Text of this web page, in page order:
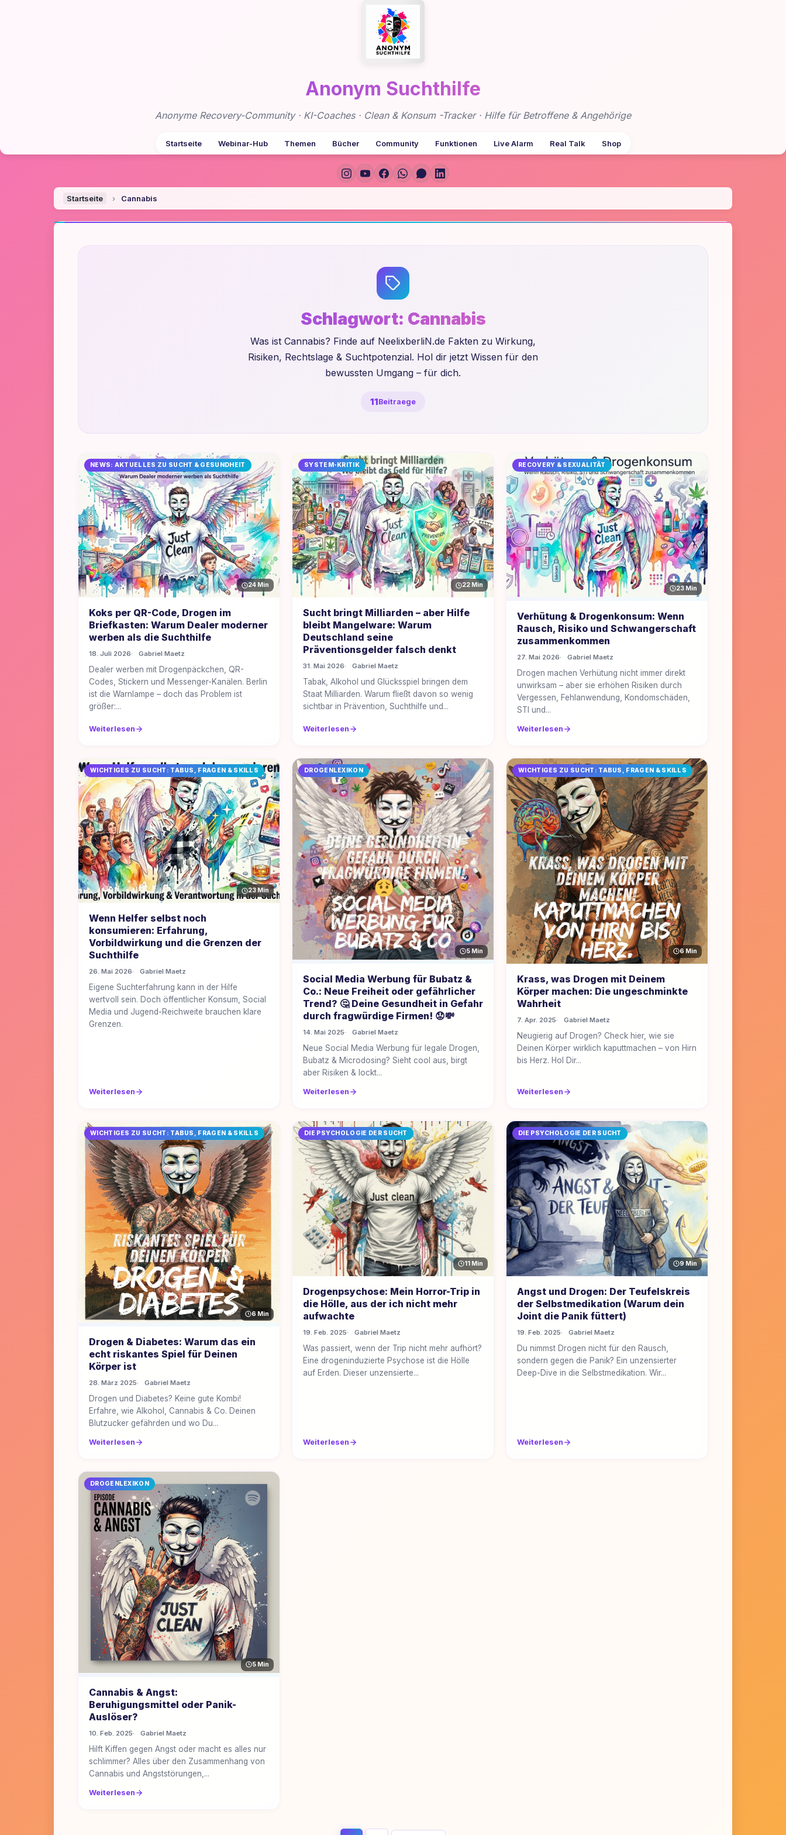
Anonym Suchthilfe
Anonyme Recovery-Community · KI-Coaches · Clean & Konsum -Tracker · Hilfe für Betroffene & Angehörige
Startseite Webinar-Hub Themen Bücher Community Funktionen Live Alarm Real Talk Shop
Startseite › Cannabis
Schlagwort: Cannabis
Was ist Cannabis? Finde auf NeelixberliN.de Fakten zu Wirkung,
Risiken, Rechtslage & Suchtpotenzial. Hol dir jetzt Wissen für den
bewussten Umgang – für dich.
11Beitraege
NEWS: AKTUELLES ZU SUCHT & GESUNDHEIT
24 Min
Koks per QR-Code, Drogen im
Briefkasten: Warum Dealer moderner
werben als die Suchthilfe
18. Juli 2026 Gabriel Maetz
Dealer werben mit Drogenpäckchen, QR-
Codes, Stickern und Messenger-Kanälen. Berlin
ist die Warnlampe – doch das Problem ist
größer:...
Weiterlesen
SYSTEM-KRITIK
22 Min
Sucht bringt Milliarden – aber Hilfe
bleibt Mangelware: Warum
Deutschland seine
Präventionsgelder falsch denkt
31. Mai 2026 Gabriel Maetz
Tabak, Alkohol und Glücksspiel bringen dem
Staat Milliarden. Warum fließt davon so wenig
sichtbar in Prävention, Suchthilfe und...
Weiterlesen
RECOVERY & SEXUALITÄT
23 Min
Verhütung & Drogenkonsum: Wenn
Rausch, Risiko und Schwangerschaft
zusammenkommen
27. Mai 2026 Gabriel Maetz
Drogen machen Verhütung nicht immer direkt
unwirksam – aber sie erhöhen Risiken durch
Vergessen, Fehlanwendung, Kondomschäden,
STI und...
Weiterlesen
WICHTIGES ZU SUCHT: TABUS, FRAGEN & SKILLS
23 Min
Wenn Helfer selbst noch
konsumieren: Erfahrung,
Vorbildwirkung und die Grenzen der
Suchthilfe
26. Mai 2026 Gabriel Maetz
Eigene Suchterfahrung kann in der Hilfe
wertvoll sein. Doch öffentlicher Konsum, Social
Media und Jugend-Reichweite brauchen klare
Grenzen.
Weiterlesen
DROGENLEXIKON
5 Min
Social Media Werbung für Bubatz &
Co.: Neue Freiheit oder gefährlicher
Trend? 🤔 Deine Gesundheit in Gefahr
durch fragwürdige Firmen! 😟💸
14. Mai 2025 Gabriel Maetz
Neue Social Media Werbung für legale Drogen,
Bubatz & Microdosing? Sieht cool aus, birgt
aber Risiken & lockt...
Weiterlesen
WICHTIGES ZU SUCHT: TABUS, FRAGEN & SKILLS
6 Min
Krass, was Drogen mit Deinem
Körper machen: Die ungeschminkte
Wahrheit
7. Apr. 2025 Gabriel Maetz
Neugierig auf Drogen? Check hier, wie sie
Deinen Körper wirklich kaputtmachen – von Hirn
bis Herz. Hol Dir...
Weiterlesen
WICHTIGES ZU SUCHT: TABUS, FRAGEN & SKILLS
6 Min
Drogen & Diabetes: Warum das ein
echt riskantes Spiel für Deinen
Körper ist
28. März 2025 Gabriel Maetz
Drogen und Diabetes? Keine gute Kombi!
Erfahre, wie Alkohol, Cannabis & Co. Deinen
Blutzucker gefährden und wo Du...
Weiterlesen
DIE PSYCHOLOGIE DER SUCHT
11 Min
Drogenpsychose: Mein Horror-Trip in
die Hölle, aus der ich nicht mehr
aufwachte
19. Feb. 2025 Gabriel Maetz
Was passiert, wenn der Trip nicht mehr aufhört?
Eine drogeninduzierte Psychose ist die Hölle
auf Erden. Dieser unzensierte...
Weiterlesen
DIE PSYCHOLOGIE DER SUCHT
9 Min
Angst und Drogen: Der Teufelskreis
der Selbstmedikation (Warum dein
Joint die Panik füttert)
19. Feb. 2025 Gabriel Maetz
Du nimmst Drogen nicht für den Rausch,
sondern gegen die Panik? Ein unzensierter
Deep-Dive in die Selbstmedikation. Wir...
Weiterlesen
DROGENLEXIKON
5 Min
Cannabis & Angst:
Beruhigungsmittel oder Panik-
Auslöser?
10. Feb. 2025 Gabriel Maetz
Hilft Kiffen gegen Angst oder macht es alles nur
schlimmer? Alles über den Zusammenhang von
Cannabis und Angststörungen,...
Weiterlesen